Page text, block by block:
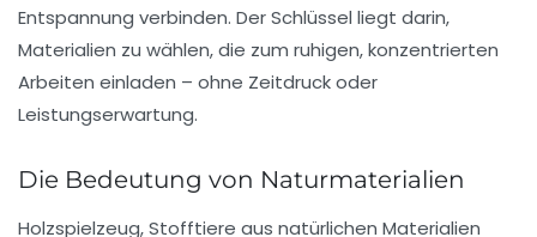
Entspannung verbinden. Der Schlüssel liegt darin,
Materialien zu wählen, die zum ruhigen, konzentrierten
Arbeiten einladen – ohne Zeitdruck oder
Leistungserwartung.
Die Bedeutung von Naturmaterialien
Holzspielzeug, Stofftiere aus natürlichen Materialien